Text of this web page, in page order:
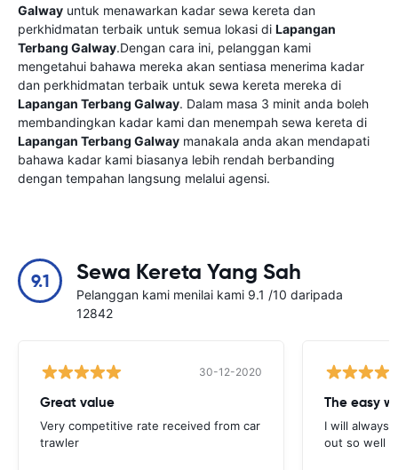
Galway untuk menawarkan kadar sewa kereta dan
perkhidmatan terbaik untuk semua lokasi di Lapangan
Terbang Galway.Dengan cara ini, pelanggan kami
mengetahui bahawa mereka akan sentiasa menerima kadar
dan perkhidmatan terbaik untuk sewa kereta mereka di
Lapangan Terbang Galway. Dalam masa 3 minit anda boleh
membandingkan kadar kami dan menempah sewa kereta di
Lapangan Terbang Galway manakala anda akan mendapati
bahawa kadar kami biasanya lebih rendah berbanding
dengan tempahan langsung melalui agensi.
9.1 Sewa Kereta Yang Sah
Pelanggan kami menilai kami 9.1 /10 daripada
12842
30-12-2020
Great value
Very competitive rate received from car
trawler
I will always
out so well